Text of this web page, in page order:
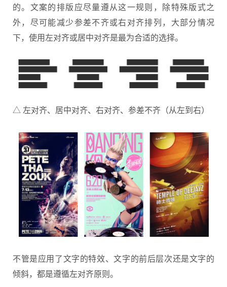
的。文案的排版应尽量遵从这一规则，除特殊版式之
外，尽可能减少参差不齐或右对齐排列，大部分情况
下，使用左对齐或居中对齐是最为合适的选择。
△ 左对齐、居中对齐、右对齐、参差不齐（从左到右）
不管是应用了文字的特效、文字的前后层次还是文字的
倾斜，都是遵循左对齐原则。